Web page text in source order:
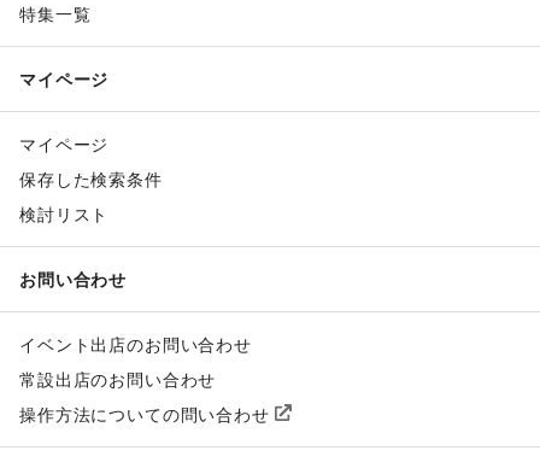
特集一覧
マイページ
マイページ
保存した検索条件
検討リスト
お問い合わせ
イベント出店のお問い合わせ
常設出店のお問い合わせ
操作方法についての問い合わせ